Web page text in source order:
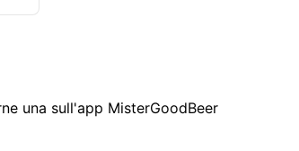
una sull'app MisterGoodBeer